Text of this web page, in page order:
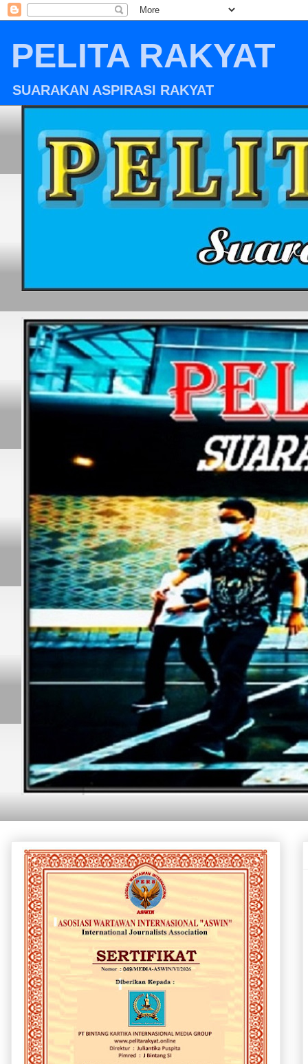
PELITA RAKYAT
SUARAKAN ASPIRASI RAKYAT